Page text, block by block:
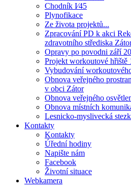
Chodník I⁄45
Plynofikace
Ze života projektů...
Zpracování PD k akci
zdravotního střediska
Opravy po povodni září
Projekt workoutové hřiště
Vybudování
Obnova veřejného
v obci Zátor
Obnova veřejného
Obnova místních
Lesnicko-myslivecká
Kontakty
Kontakty
Úřední hodiny
Napište nám
Facebook
Životní situace
Webkamera